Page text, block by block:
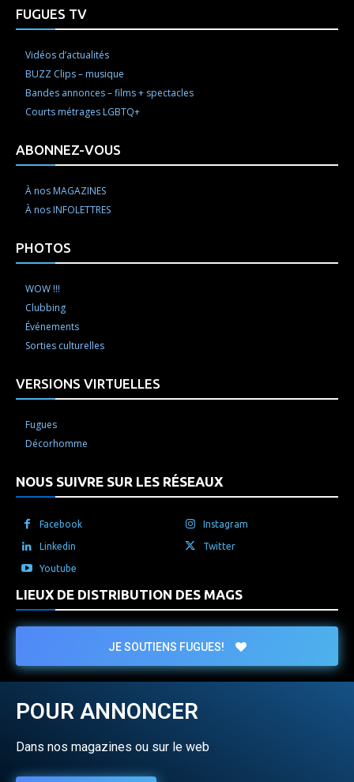
FUGUES TV
Vidéos d’actualités
BUZZ Clips – musique
Bandes annonces – films + spectacles
Courts métrages LGBTQ+
ABONNEZ-VOUS
À nos MAGAZINES
À nos INFOLETTRES
PHOTOS
WOW !!!
Clubbing
Événements
Sorties culturelles
VERSIONS VIRTUELLES
Fugues
Décorhomme
NOUS SUIVRE SUR LES RÉSEAUX
Facebook Instagram
Linkedin Twitter
Youtube
LIEUX DE DISTRIBUTION DES MAGS
JE SOUTIENS FUGUES!
POUR ANNONCER
Dans nos magazines ou sur le web